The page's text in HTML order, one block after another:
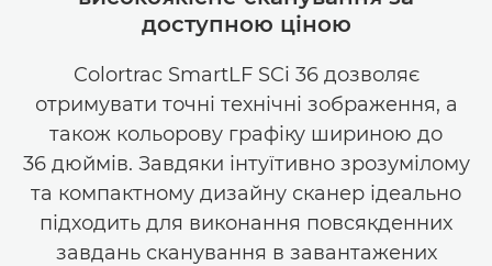
доступною ціною
Colortrac SmartLF SCi 36 дозволяє
отримувати точні технічні зображення, а
також кольорову графіку шириною до
36 дюймів. Завдяки інтуїтивно зрозумілому
та компактному дизайну сканер ідеально
підходить для виконання повсякденних
завдань сканування в завантажених